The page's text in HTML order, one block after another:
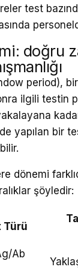
test
doğru
period),
ilgili testin
yapılan bir
dönemi
şöyledir:
Türü
Ab